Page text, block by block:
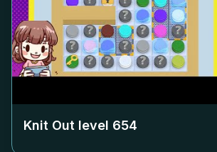
Knit Out level 654